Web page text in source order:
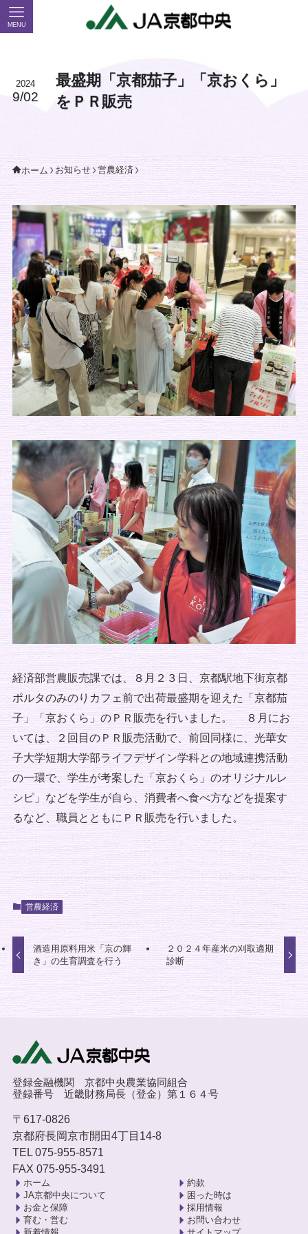
MENU
最盛期「京都茄子」「京おくら」
をＰＲ販売
2024
9/02
ホーム お知らせ 営農経済
経済部営農販売課では、８月２３日、京都駅地下街京都
ポルタのみのりカフェ前で出荷最盛期を迎えた「京都茄
子」「京おくら」のＰＲ販売を行いました。 ８月にお
いては、２回目のＰＲ販売活動で、前回同様に、光華女
子大学短期大学部ライフデザイン学科との地域連携活動
の一環で、学生が考案した「京おくら」のオリジナルレ
シピ」などを学生が自ら、消費者へ食べ方などを提案す
るなど、職員とともにＰＲ販売を行いました。
営農経済
酒造用原料用米「京の輝
き」の生育調査を行う
２０２４年産米の刈取適期
診断
登録金融機関 京都中央農業協同組合
登録番号 近畿財務局長（登金）第１６４号
〒617-0826
京都府長岡京市開田4丁目14-8
TEL 075-955-8571
FAX 075-955-3491
ホーム
JA京都中央について
お金と保障
育む・営む
約款
困った時は
採用情報
お問い合わせ